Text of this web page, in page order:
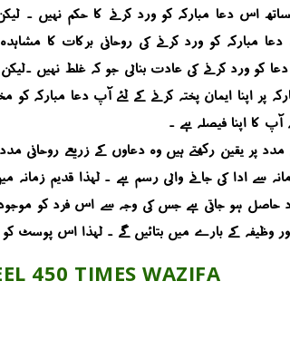
اس دعا مبارکہ کو ورد کرنے کا حکم نہیں ۔
کو ورد کرنے کی روحانی برکات کا
ورد کرنے کی عادت بنالی جو کہ غلط نہیں ۔لیکن
اپنا ایمان پختہ کرنے کے لئے آپ دعا مبارکہ
کا اپنا فیصلہ ہے ۔
مدد پر یقین رکھتے ہیں وہ دعاوں کے زریعے
وظیفہ کے بارے میں بتائیں گے ۔ لہذا اس پوسٹ
450 TIMES WAZIFA